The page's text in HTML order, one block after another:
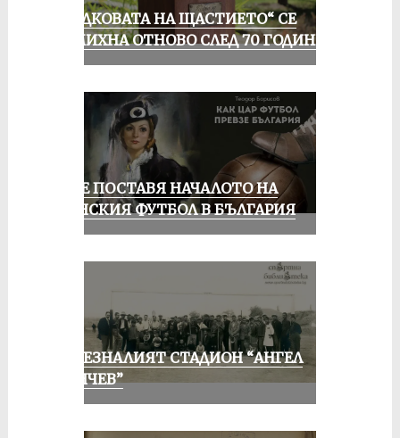
„ПОДКОВАТА НА ЩАСТИЕТО“ СЕ
УСМИХНА ОТНОВО СЛЕД 70 ГОДИНИ
РУСЕ ПОСТАВЯ НАЧАЛОТО НА
ЖЕНСКИЯ ФУТБОЛ В БЪЛГАРИЯ
ИЗЧЕЗНАЛИЯТ СТАДИОН “АНГЕЛ
КЪНЧЕВ”